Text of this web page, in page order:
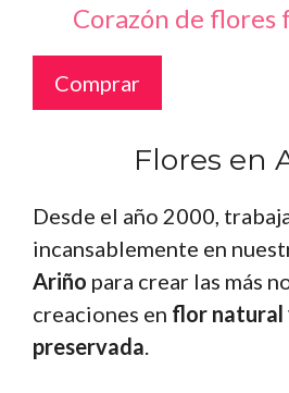
Corazón de flores
Comprar
Flores en
Desde el año 2000,
incansablemente en
Ariño para crear las más
creaciones en flor natural
preservada.